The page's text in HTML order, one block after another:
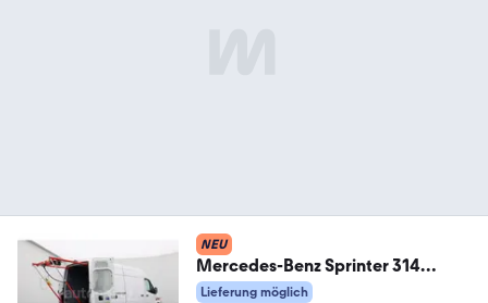
NEU
Mercedes-Benz Sprinter 314
*Liftsystem Be- und Entladen*
Lieferung möglich